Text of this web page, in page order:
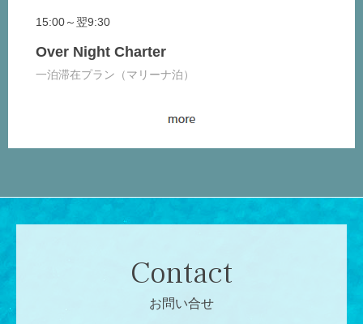
15:00～翌9:30
Over Night Charter
一泊滞在プラン（マリーナ泊）
Contact
お問い合せ